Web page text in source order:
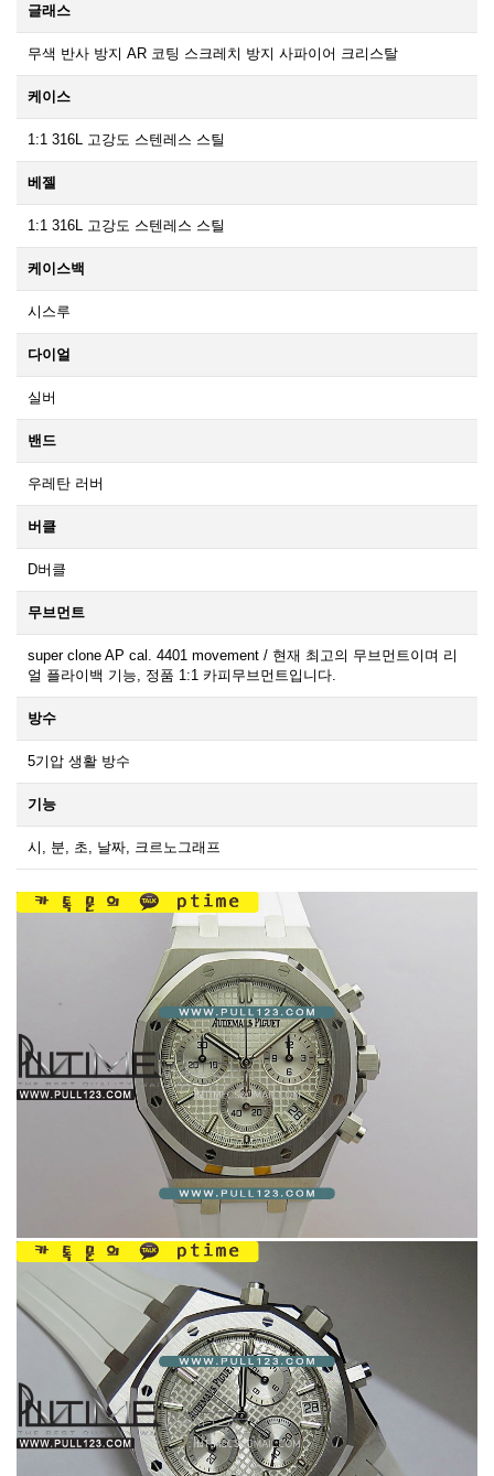
글래스
무색 반사 방지 AR 코팅 스크레치 방지 사파이어 크리스탈
케이스
1:1 316L 고강도 스텐레스 스틸
베젤
1:1 316L 고강도 스텐레스 스틸
케이스백
시스루
다이얼
실버
밴드
우레탄 러버
버클
D버클
무브먼트
super clone AP cal. 4401 movement / 현재 최고의 무브먼트이며 리
얼 플라이백 기능, 정품 1:1 카피무브먼트입니다.
방수
5기압 생활 방수
기능
시, 분, 초, 날짜, 크르노그래프